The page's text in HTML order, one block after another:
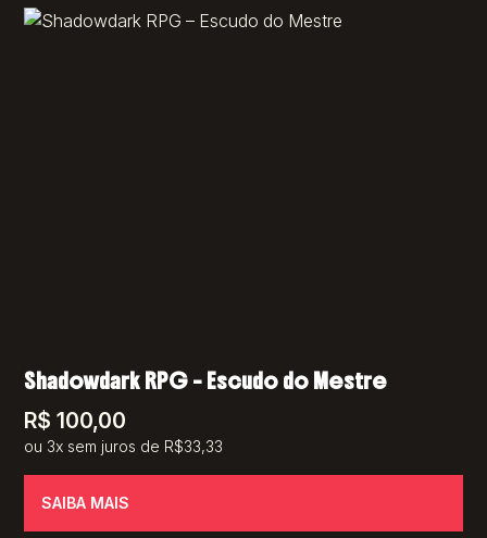
Shadowdark RPG – Escudo do Mestre
R$ 100,00
ou 3x sem juros de R$33,33
SAIBA MAIS